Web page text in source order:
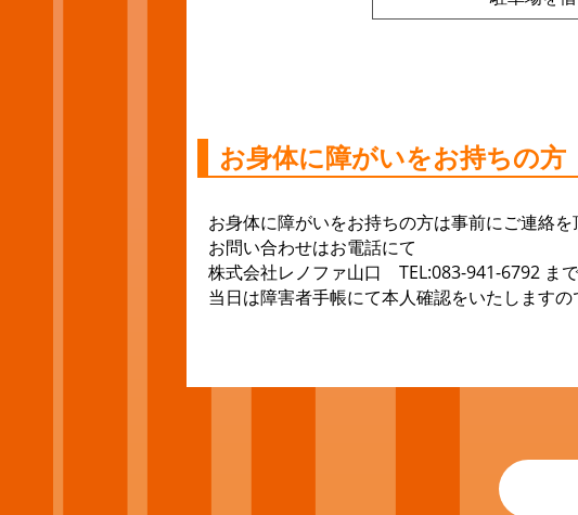
お身体に障がいをお持ちの方
お身体に障がいをお持ちの方は事前にご連絡
お問い合わせはお電話にて
株式会社レノファ山口 TEL:083-941-6792 まで
当日は障害者手帳にて本人確認をいたします